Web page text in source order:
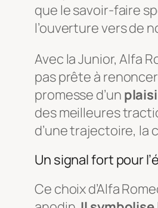
que le savoir-faire
l’ouverture vers de
Avec la Junior, Alfa
pas prête à
promesse d’un
des meilleures
d’une trajectoire, la
Un signal fort pour
Ce choix d’Alfa